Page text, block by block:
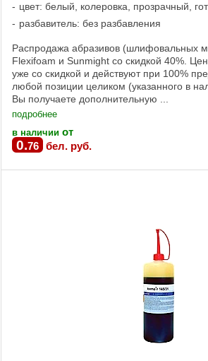
цвет: белый, колеровка, прозрачный,
разбавитель: без разбавления
Распродажа абразивов (шлифовальных
Flexifoam и Sunmight со скидкой 40%.
уже со скидкой и действуют при 100%
любой позиции целиком (указанного в
Вы получаете дополнительную ...
подробнее
в наличии от
0.76 бел. руб.